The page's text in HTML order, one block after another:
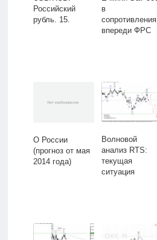
Российский
рубль. 15.
в
сопротивления
впереди ФРС
О России
(прогноз от мая
2014 года)
Волновой
анализ RTS:
текущая
ситуация